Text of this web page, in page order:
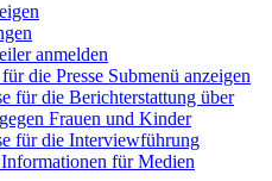
anmelden
die Presse Submenü anzeigen
für die Berichterstattung über
Frauen und Kinder
für die Interviewführung
für Medien